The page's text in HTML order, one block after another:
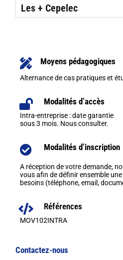
Les + Cepelec
Moyens pédagogiques
Alternance de cas pratiques et
Modalités d’accès
Intra-entreprise : date garantie
sous 3 mois. Nous consulter.
Modalités d’inscription
A réception de votre demande,
vous afin de définir ensemble
besoins (téléphone, email,
Références
MOV102INTRA
Contactez-nous